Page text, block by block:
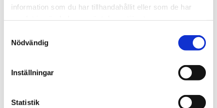
information som du har tillhandahållit eller som de har
Nödvändig
Inställningar
Statistik
Hur städar ni? Med skurmaskin, handskur, avfettning
många svängar?
Hur förklaras skillnaden på halkklass och